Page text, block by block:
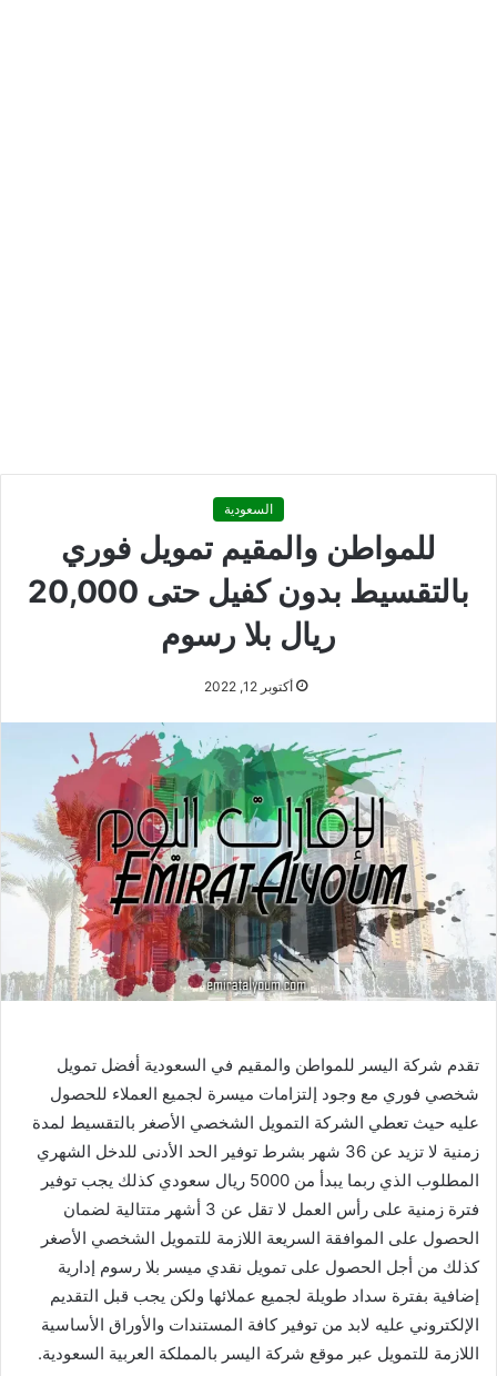
السعودية
للمواطن والمقيم تمويل فوري
بالتقسيط بدون كفيل حتى 20,000
ريال بلا رسوم
أكتوبر 12, 2022
تقدم شركة اليسر للمواطن والمقيم في السعودية أفضل تمويل
شخصي فوري مع وجود إلتزامات ميسرة لجميع العملاء للحصول
عليه حيث تعطي الشركة التمويل الشخصي الأصغر بالتقسيط لمدة
زمنية لا تزيد عن 36 شهر بشرط توفير الحد الأدنى للدخل الشهري
المطلوب الذي ربما يبدأ من 5000 ريال سعودي كذلك يجب توفير
فترة زمنية على رأس العمل لا تقل عن 3 أشهر متتالية لضمان
الحصول على الموافقة السريعة اللازمة للتمويل الشخصي الأصغر
كذلك من أجل الحصول على تمويل نقدي ميسر بلا رسوم إدارية
إضافية بفترة سداد طويلة لجميع عملائها ولكن يجب قبل التقديم
الإلكتروني عليه لابد من توفير كافة المستندات والأوراق الأساسية
اللازمة للتمويل عبر موقع شركة اليسر بالمملكة العربية السعودية.